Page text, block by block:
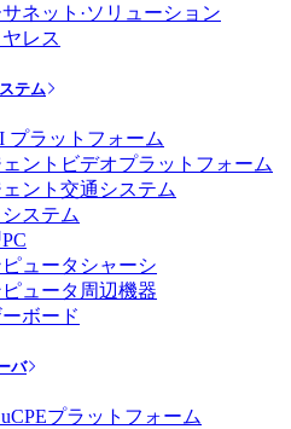
ネット·ソリューション
レス
テム
プラットフォーム
ントビデオプラットフォーム
ント交通システム
ステム
ュータシャーシ
ュータ周辺機器
ボード
バ
プラットフォーム